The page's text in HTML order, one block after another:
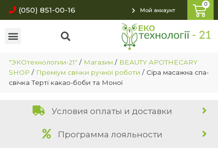
(050) 851-00-16 Мой аккаунт
"ЭКОтехнологии-21" / Магазин / BEAUTY APOTHECARY
SHOP / Преміум свічки ручної роботи / Сіра масажна спа-
свічка Терті какао-боби та Моної
Условия оплаты и доставки
Программа лояльности